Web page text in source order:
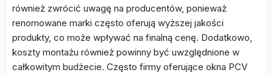
również zwrócić uwagę na producentów, ponieważ
renomowane marki często oferują wyższej jakości
produkty, co może wpływać na finalną cenę. Dodatkowo,
koszty montażu również powinny być uwzględnione w
całkowitym budżecie. Często firmy oferujące okna PCV